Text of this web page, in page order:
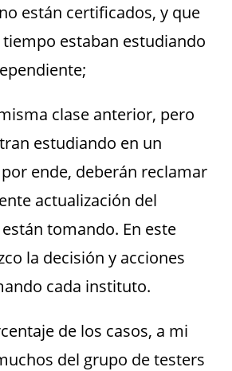
están certificados, y que
estaban estudiando
clase anterior, pero
estudiando en un
ende, deberán reclamar
actualización del
tomando. En este
la decisión y acciones
cada instituto.
de los casos, a mi
del grupo de testers